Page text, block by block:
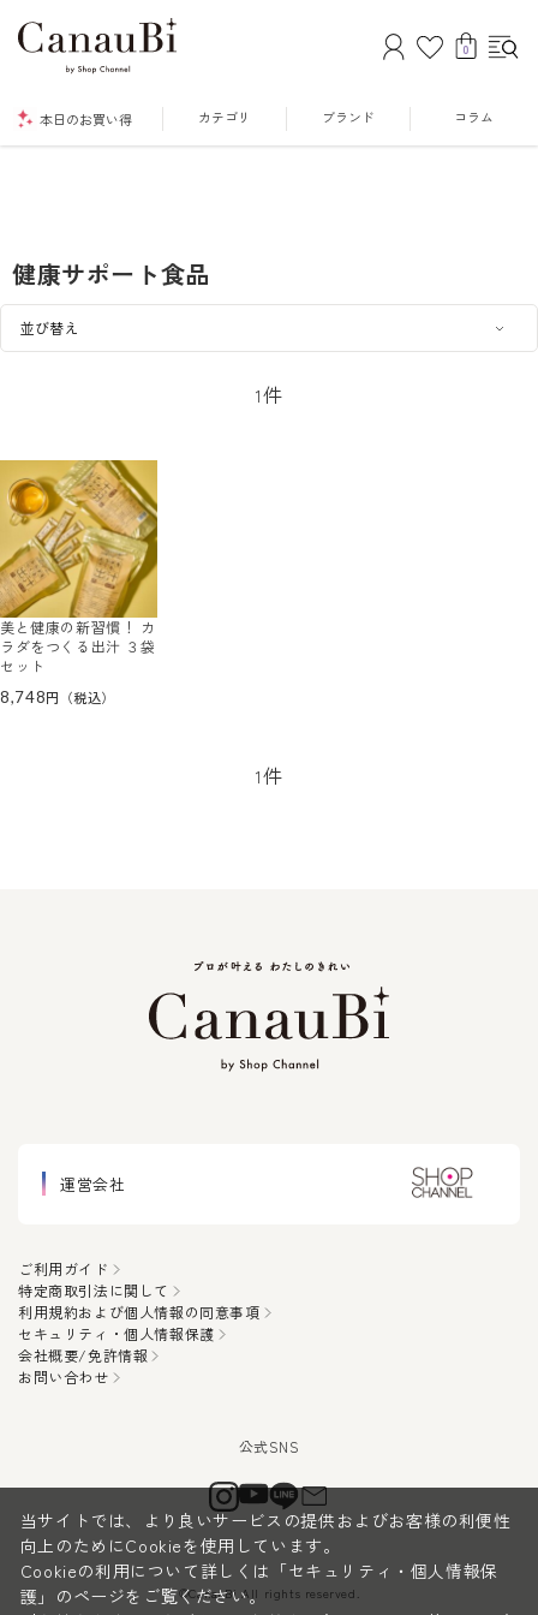
0
本日のお買い得 カテゴリ ブランド コラム
健康サポート食品
1件
美と健康の新習慣！ カ
ラダをつくる出汁 ３袋
セット
8,748
1件
運営会社
ご利用ガイド
特定商取引法に関して
利用規約および個人情報の同意事項
セキュリティ・個人情報保護
会社概要/免許情報
お問い合わせ
©CanauBi All rights reserved.
当サイトでは、より良いサービスの提供およびお客様の利便性
向上のためにCookieを使用しています。
Cookieの利用について詳しくは 「セキュリティ・個人情報保
護」 のページをご覧ください。